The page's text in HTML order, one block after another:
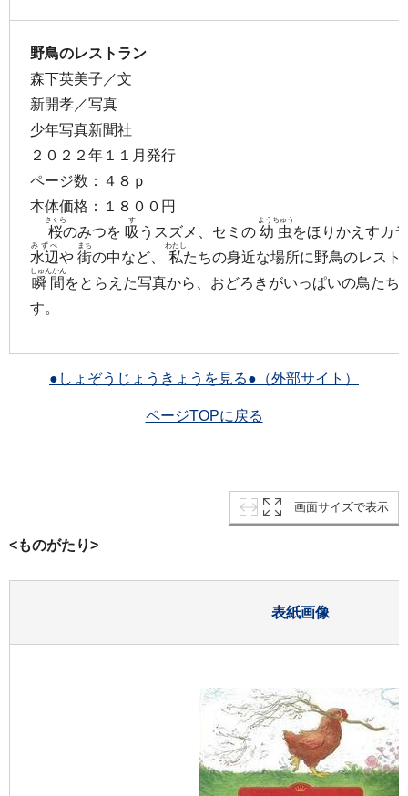
野鳥のレストラン
森下英美子／文
新開孝／写真
少年写真新聞社
２０２２年１１月発行
ページ数：４８ｐ
本体価格：１８００円
桜
さくら
のみつを 吸
す
うスズメ、セミの 幼虫
ようちゅう
をほりかえすカ
水辺
みずべ
や 街
まち
の中など、 私
わたし
たちの身近な場所に野鳥のレス
瞬間
しゅんかん
をとらえた写真から、おどろきがいっぱいの鳥たち
す。
●しょぞうじょうきょうを見る●（外部サイト）
ページTOPに戻る
画面サイズで表示
<ものがたり>
表紙画像